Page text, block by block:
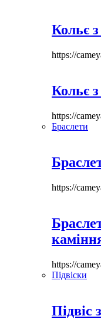
Кольє
https://
Кольє
https://
Браслети
https://
https://
Підвіски
Підвіс